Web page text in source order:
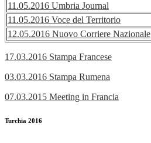
11.05.2016 Umbria Journal
11.05.2016 Voce del Territorio
12.05.2016 Nuovo Corriere Nazionale
17.03.2016 Stampa Francese
03.03.2016 Stampa Rumena
07.03.2015 Meeting in Francia
Turchia 2016